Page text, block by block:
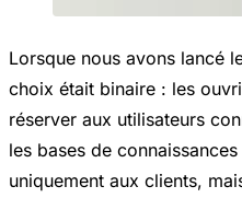
Lorsque nous avons lancé
choix était binaire : les
réserver aux utilisateurs
les bases de
uniquement aux clients,